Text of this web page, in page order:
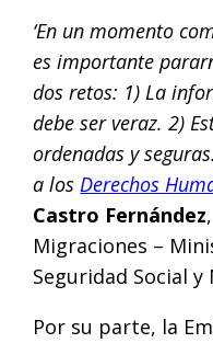
‘En un momento
es importante
dos retos: 1) La
debe ser veraz. 2)
ordenadas y
a losDerechos
Castro Fernández
Migraciones –
Seguridad Social y
Por su parte, la